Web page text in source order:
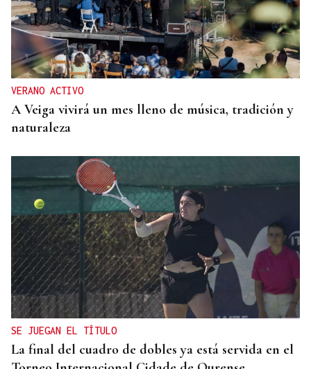
VERANO ACTIVO
A Veiga vivirá un mes lleno de música, tradición y
naturaleza
SE JUEGAN EL TÍTULO
La final del cuadro de dobles ya está servida en el